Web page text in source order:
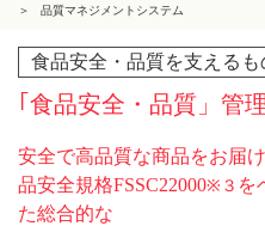
品質マネジメントシステム
食品安全・品質を支えるも
｢食品安全・品質」管理
安全で高品質な商品をお届
品安全規格FSSC22000※３ を
た総合的な